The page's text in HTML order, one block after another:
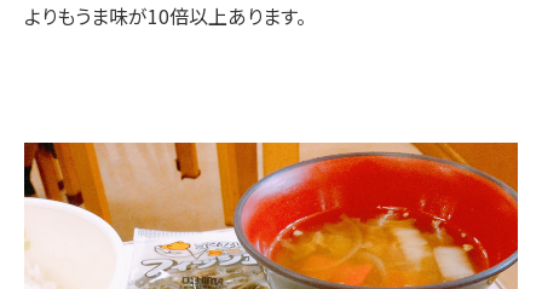
よりもうま味が10倍以上あります。